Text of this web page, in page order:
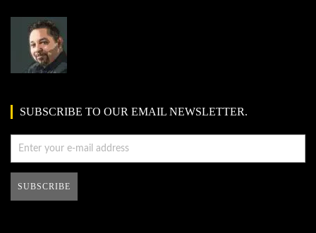
SUBSCRIBE TO OUR EMAIL NEWSLETTER.